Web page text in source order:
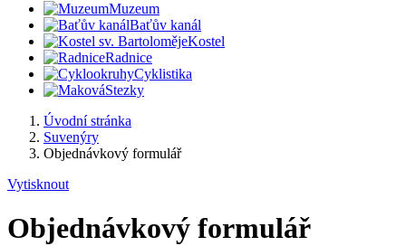
Muzeum
Baťův kanál
Kostel
Radnice
Cyklistika
Stezky
Úvodní stránka
Suvenýry
Objednávkový formulář
Vytisknout
Objednávkový formulář